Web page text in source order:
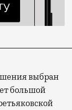
выбран
большой